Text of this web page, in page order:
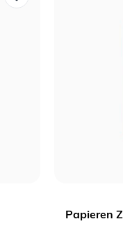
Papieren